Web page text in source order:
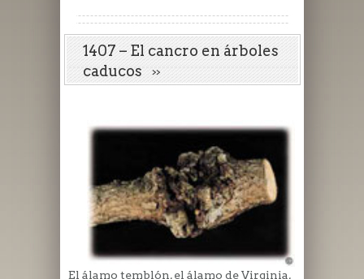
1407 – El cancro en árboles
caducos
El álamo temblón, el álamo de Virginia,